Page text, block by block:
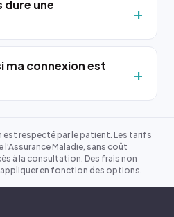
dure une
ma connexion est
est respecté par le patient. Les tarifs
l'Assurance Maladie, sans coût
à la consultation. Des frais non
en fonction des options.